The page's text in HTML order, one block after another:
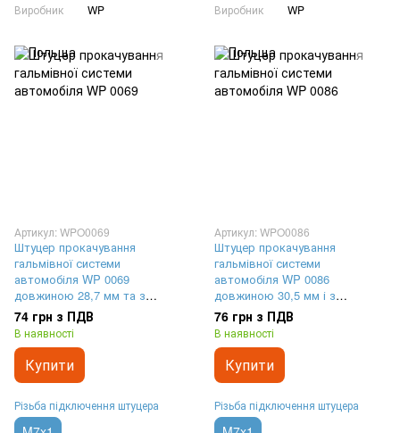
Виробник
WP
Виробник
WP
Артикул: WPO0069
Штуцер прокачування
гальмівної системи
автомобіля WP 0069
довжиною 28,7 мм та з
різьбленням M7x1
74 грн з ПДВ
В наявності
Купити
Різьба підключення штуцера
Артикул: WPO0086
Штуцер прокачування
гальмівної системи
автомобіля WP 0086
довжиною 30,5 мм і з
різьбленням M7x1
76 грн з ПДВ
В наявності
Купити
Різьба підключення штуцера